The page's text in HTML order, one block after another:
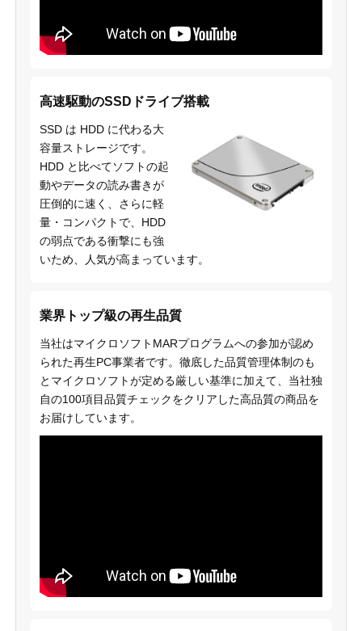
高速駆動のSSDドライブ搭載
SSD は HDD に代わる大
容量ストレージです。
HDD と比べてソフトの起
動やデータの読み書きが
圧倒的に速く、さらに軽
量・コンパクトで、HDD
の弱点である衝撃にも強
いため、人気が高まっています。
業界トップ級の再生品質
当社はマイクロソフトMARプログラムへの参加が認め
られた再生PC事業者です。徹底した品質管理体制のも
とマイクロソフトが定める厳しい基準に加えて、当社独
自の100項目品質チェックをクリアした高品質の商品を
お届けしています。